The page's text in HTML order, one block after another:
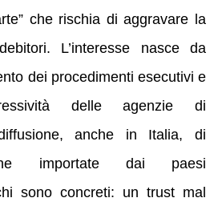
che rischia di aggravare la
L’interesse nasce da
dei procedimenti esecutivi e
delle agenzie di
anche in Italia, di
importate dai paesi
sono concreti: un trust mal